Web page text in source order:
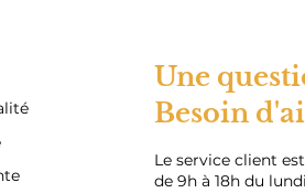
Une
Besoin
​Le service client
de 9h à 18h du